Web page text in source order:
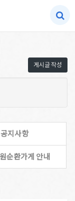
게시글 작성
공지사항
순환가게 안내